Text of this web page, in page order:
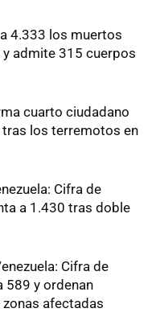
4.333 los muertos
admite 315 cuerpos
cuarto ciudadano
los terremotos en
Cifra de
a 1.430 tras doble
Cifra de
589 y ordenan
afectadas